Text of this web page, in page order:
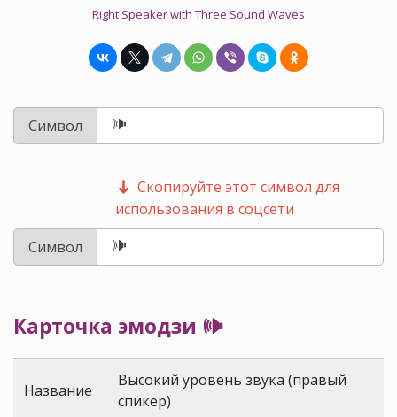
Right Speaker with Three Sound Waves
Символ
Скопируйте этот символ для
использования в соцсети
Символ
Карточка эмодзи 🕪
Название
Высокий уровень звука (правый
спикер)